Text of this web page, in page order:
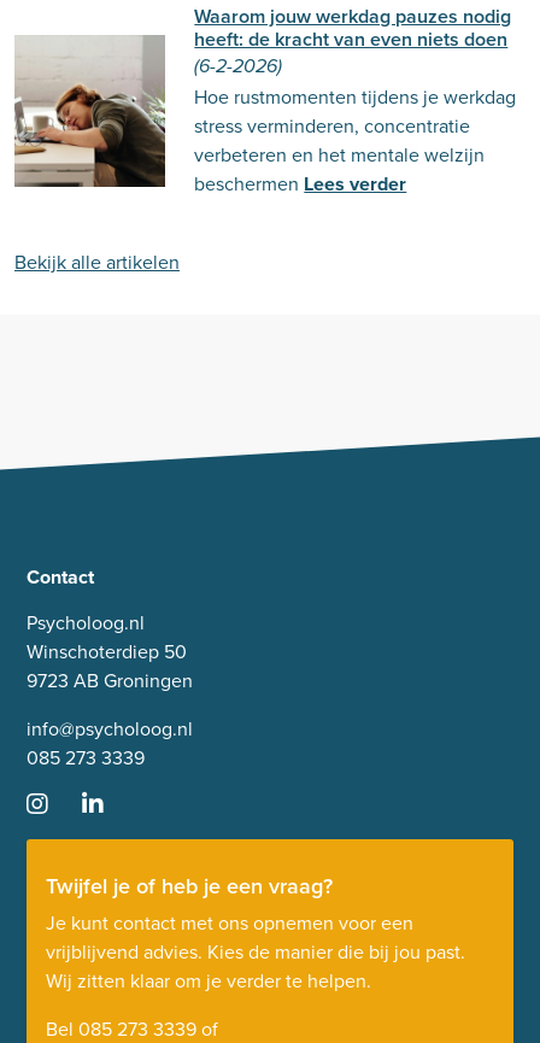
Waarom jouw werkdag pauzes nodig
heeft: de kracht van even niets doen
(6-2-2026)
Hoe rustmomenten tijdens je werkdag
stress verminderen, concentratie
verbeteren en het mentale welzijn
beschermen Lees verder
Bekijk alle artikelen
Contact
Psycholoog.nl
Winschoterdiep 50
9723 AB Groningen
info@psycholoog.nl
085 273 3339
Twijfel je of heb je een vraag?
Je kunt contact met ons opnemen voor een
vrijblijvend advies. Kies de manier die bij jou past.
Wij zitten klaar om je verder te helpen.
Bel 085 273 3339of